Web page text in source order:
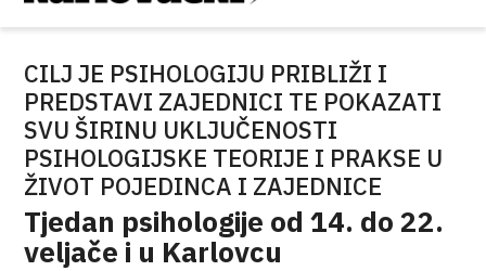
CILJ JE PSIHOLOGIJU PRIBLIŽI I
PREDSTAVI ZAJEDNICI TE POKAZATI
SVU ŠIRINU UKLJUČENOSTI
PSIHOLOGIJSKE TEORIJE I PRAKSE U
ŽIVOT POJEDINCA I ZAJEDNICE
Tjedan psihologije od 14. do 22.
veljače i u Karlovcu